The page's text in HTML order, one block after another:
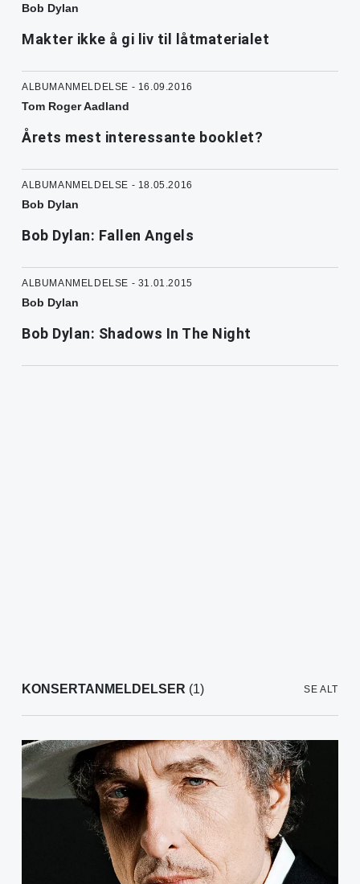
Bob Dylan
Makter ikke å gi liv til låtmaterialet
ALBUMANMELDELSE - 16.09.2016
Tom Roger Aadland
Årets mest interessante booklet?
ALBUMANMELDELSE - 18.05.2016
Bob Dylan
Bob Dylan: Fallen Angels
ALBUMANMELDELSE - 31.01.2015
Bob Dylan
Bob Dylan: Shadows In The Night
KONSERTANMELDELSER (1) SE ALT